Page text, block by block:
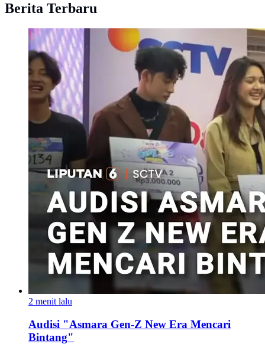
Berita Terbaru
2 menit lalu
Audisi "Asmara Gen-Z New Era Mencari
Bintang"